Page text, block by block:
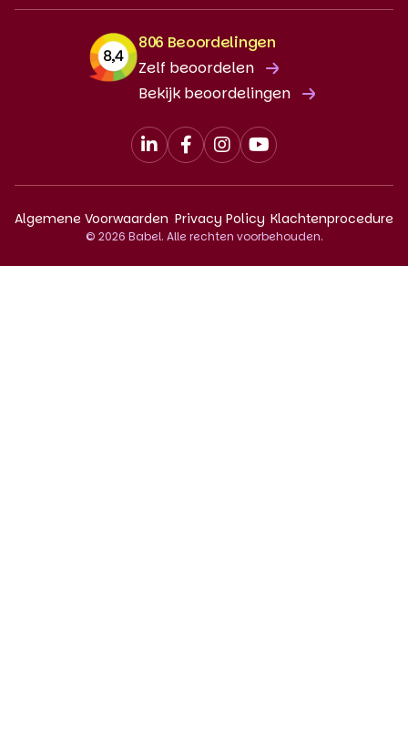
806 Beoordelingen
Zelf beoordelen
Bekijk beoordelingen
© 2026 Babel. Alle rechten voorbehouden.
Algemene Voorwaarden Privacy Policy Klachtenprocedure